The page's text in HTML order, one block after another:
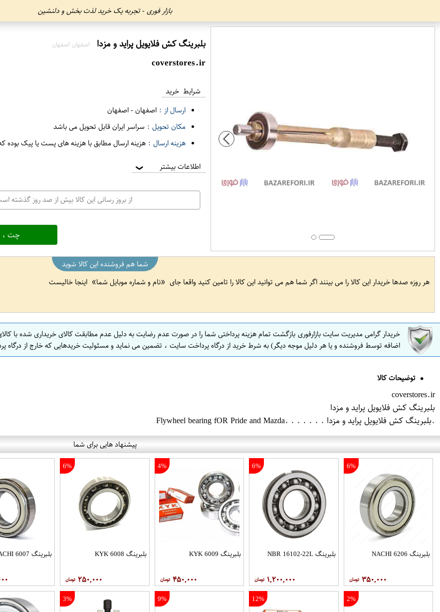
بازار فوری - تجربه یک خرید لذت بخش و دلنشین
بلبرینگ کش فلایویل پراید و مزدا اصفهان اصفهان
coverstores.ir
شرایط خرید
ارسال از : اصفهان-اصفهان
مکان تحویل : سراسر ایران قابل تحویل می باشد
هزینه ارسال : هزینه ارسال مطابق با هزینه های پست یا پیک بوده
اطلاعات بیشتر ❯
از بروز رسانی این کالا بیش از صد روز گذشته
چت ،
شما هم فروشنده این کالا شوید
هر روزه صدها خریدار این کالا را می بینند اگر شما هم می توانید این کالا را تامین کنید واقعا جای
نام و شماره موبایل شما اینجا خالیست
خریدار گرامی مدیریت سایت بازارفوری بازگشت تمام هزینه پرداختی شما را در صورت عدم رضایت به دلیل عدم مطابقت کالای خریداری شده با
اضافه توسط فروشنده و یا هر دلیل موجه دیگر) به شرط خرید از درگاه پرداخت سایت ، تضمین می نماید و مسئولیت خریدهایی که خارج از درگاه
توضیحات کالا
coverstores.ir
بلبرینگ کش فلایویل پراید و مزدا
.بلبرینگ کش فلایویل پراید و مزدا . . . . . . .Flywheel bearing fO​R Pride a​nd Mazda
پیشنهاد هایی برای شما
6%
بلبرینگ 6206 NACHI
۳۵۰,۰۰۰
6%
بلبرینگ NBR 16102-22L
۱,۲۰۰,۰۰۰
4%
بلبرینگ 6009 KYK
۴۵۰,۰۰۰
6%
بلبرینگ 6008 KYK
۲۵۰,۰۰۰
بلبرینگ 6007 NACHI
2%
12%
9%
3%